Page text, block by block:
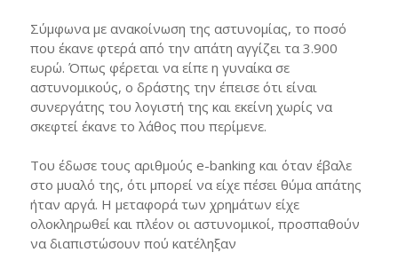
Σύμφωνα με ανακοίνωση της αστυνομίας, το ποσό
που έκανε φτερά από την απάτη αγγίζει τα 3.900
ευρώ. Όπως φέρεται να είπε η γυναίκα σε
αστυνομικούς, ο δράστης την έπεισε ότι είναι
συνεργάτης του λογιστή της και εκείνη χωρίς να
σκεφτεί έκανε το λάθος που περίμενε.
Του έδωσε τους αριθμούς e-banking και όταν έβαλε
στο μυαλό της, ότι μπορεί να είχε πέσει θύμα απάτης
ήταν αργά. Η μεταφορά των χρημάτων είχε
ολοκληρωθεί και πλέον οι αστυνομικοί, προσπαθούν
να διαπιστώσουν πού κατέληξαν